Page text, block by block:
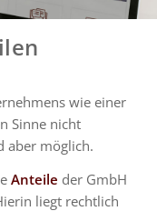
wie einer
Sinne nicht
aber möglich.
Anteile der GmbH
liegt rechtlich